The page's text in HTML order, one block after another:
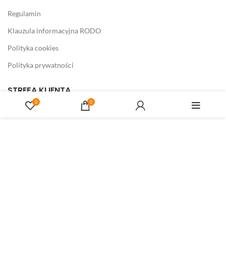
Regulamin
Klauzula informacyjna RODO
Polityka cookies
Polityka prywatności
STREFA KLIENTA
Koszyk
0 0